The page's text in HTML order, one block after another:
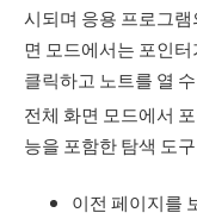
시되며 응용 프로그
면 모드에서는 포인
클릭하고 노트를 열
전체 화면 모드에서
능을 포함한 탐색 도
이전 페이지를